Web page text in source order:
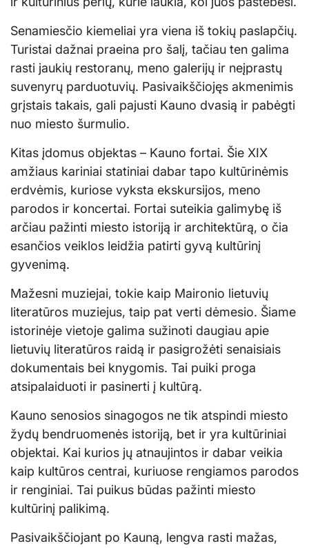
Senamiesčio kiemeliai yra viena iš tokių paslapčių.
Turistai dažnai praeina pro šalį, tačiau ten galima
rasti jaukių restoranų, meno galerijų ir neįprastų
suvenyrų parduotuvių. Pasivaikščiojęs akmenimis
grįstais takais, gali pajusti Kauno dvasią ir pabėgti
nuo miesto šurmulio.
Kitas įdomus objektas – Kauno fortai. Šie XIX
amžiaus kariniai statiniai dabar tapo kultūrinėmis
erdvėmis, kuriose vyksta ekskursijos, meno
parodos ir koncertai. Fortai suteikia galimybę iš
arčiau pažinti miesto istoriją ir architektūrą, o čia
esančios veiklos leidžia patirti gyvą kultūrinį
gyvenimą.
Mažesni muziejai, tokie kaip Maironio lietuvių
literatūros muziejus, taip pat verti dėmesio. Šiame
istorinėje vietoje galima sužinoti daugiau apie
lietuvių literatūros raidą ir pasigrožėti senaisiais
dokumentais bei knygomis. Tai puiki proga
atsipalaiduoti ir pasinerti į kultūrą.
Kauno senosios sinagogos ne tik atspindi miesto
žydų bendruomenės istoriją, bet ir yra kultūriniai
objektai. Kai kurios jų atnaujintos ir dabar veikia
kaip kultūros centrai, kuriuose rengiamos parodos
ir renginiai. Tai puikus būdas pažinti miesto
kultūrinį palikimą.
Pasivaikščiojant po Kauną, lengva rasti mažas,